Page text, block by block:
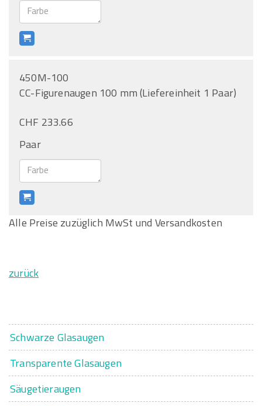
450M-100
CC-Figurenaugen 100 mm (Liefereinheit 1 Paar)
CHF 233.66
Paar
Alle Preise zuzüglich MwSt und Versandkosten
zurück
Schwarze Glasaugen
Transparente Glasaugen
Säugetieraugen